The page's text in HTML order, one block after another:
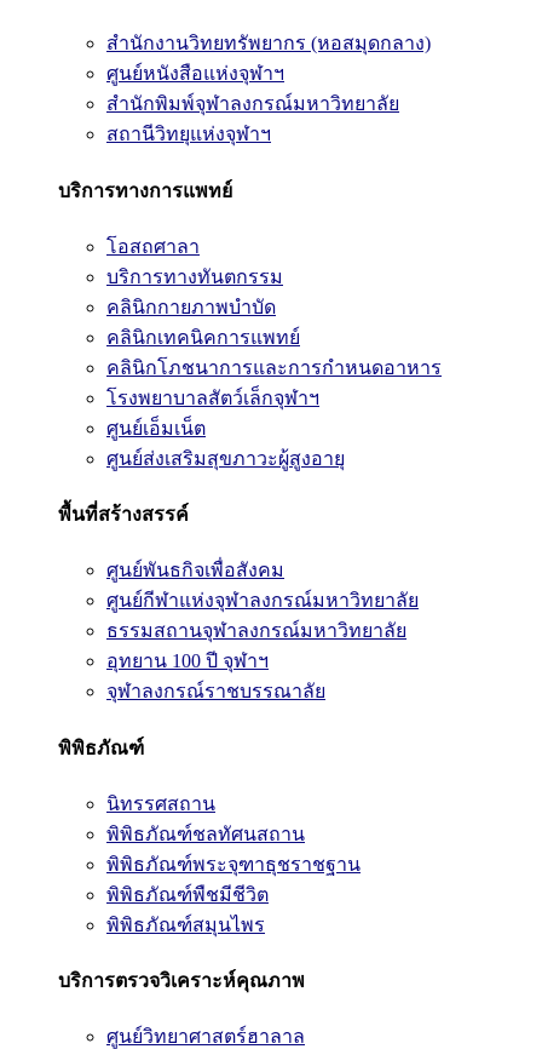
สำนักงานวิทยทรัพยากร (หอสมุดกลาง)
ศูนย์หนังสือแห่งจุฬาฯ
สำนักพิมพ์จุฬาลงกรณ์มหาวิทยาลัย
สถานีวิทยุแห่งจุฬาฯ
บริการทางการแพทย์
โอสถศาลา
บริการทางทันตกรรม
คลินิกกายภาพบำบัด
คลินิกเทคนิคการแพทย์
คลินิกโภชนาการและการกำหนดอาหาร
โรงพยาบาลสัตว์เล็กจุฬาฯ
ศูนย์เอ็มเน็ต
ศูนย์ส่งเสริมสุขภาวะผู้สูงอายุ
พื้นที่สร้างสรรค์
ศูนย์พันธกิจเพื่อสังคม
ศูนย์กีฬาแห่งจุฬาลงกรณ์มหาวิทยาลัย
ธรรมสถานจุฬาลงกรณ์มหาวิทยาลัย
อุทยาน 100 ปี จุฬาฯ
จุฬาลงกรณ์ราชบรรณาลัย
พิพิธภัณฑ์
นิทรรศสถาน
พิพิธภัณฑ์ชลทัศนสถาน
พิพิธภัณฑ์พระจุฑาธุชราชฐาน
พิพิธภัณฑ์พืชมีชีวิต
พิพิธภัณฑ์สมุนไพร
บริการตรวจวิเคราะห์คุณภาพ
ศูนย์วิทยาศาสตร์ฮาลาล